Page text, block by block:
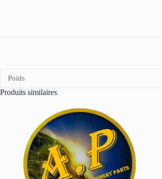
Poids
Produits similaires